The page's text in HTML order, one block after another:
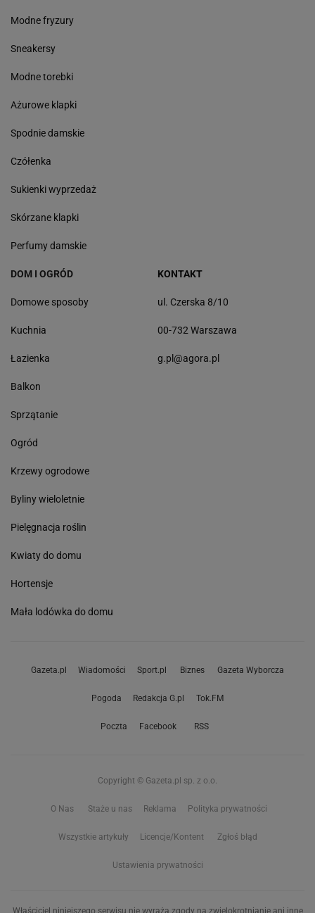
Modne fryzury
Sneakersy
Modne torebki
Ażurowe klapki
Spodnie damskie
Czółenka
Sukienki wyprzedaż
Skórzane klapki
Perfumy damskie
DOM I OGRÓD
Domowe sposoby
Kuchnia
Łazienka
Balkon
Sprzątanie
Ogród
Krzewy ogrodowe
Byliny wieloletnie
Pielęgnacja roślin
Kwiaty do domu
Hortensje
Mała lodówka do domu
KONTAKT
ul. Czerska 8/10
00-732 Warszawa
g.pl@agora.pl
Gazeta.pl Wiadomości Sport.pl Biznes Gazeta Wyborcza
Pogoda Redakcja G.pl Tok.FM
Poczta Facebook RSS
Copyright © Gazeta.pl sp. z o.o.
O Nas Staże u nas Reklama Polityka prywatności
Wszystkie artykuły Licencje/Kontent Zgłoś błąd
Ustawienia prywatności
Właściciel niniejszego serwisu nie wyraża zgody na zwielokrotnianie ani inne